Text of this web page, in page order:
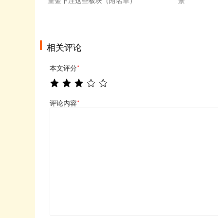
相关评论
本文评分*
评论内容*